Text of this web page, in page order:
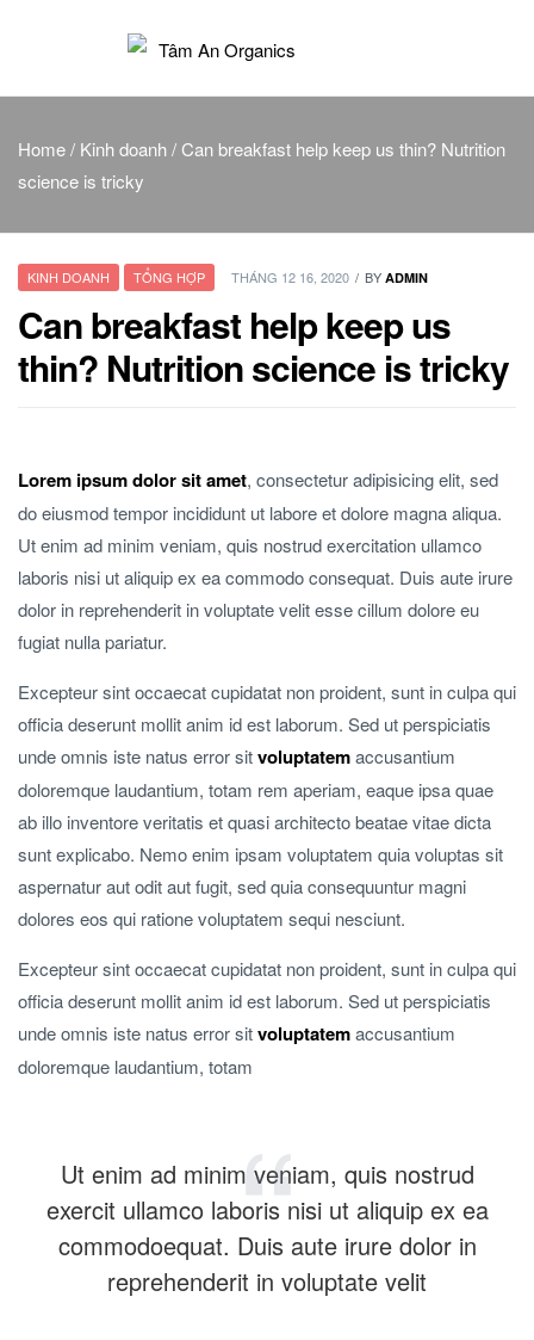
Tâm
An
Organics
Home/ Kinh doanh/ Can breakfast help keep us thin? Nutrition
science is tricky
KINH DOANH TỔNG HỢP THÁNG 12 16, 2020 BY ADMIN
Can breakfast help keep us
thin? Nutrition science is tricky
Lorem ipsum dolor sit amet, consectetur adipisicing elit, sed
do eiusmod tempor incididunt ut labore et dolore magna aliqua.
Ut enim ad minim veniam, quis nostrud exercitation ullamco
laboris nisi ut aliquip ex ea commodo consequat. Duis aute irure
dolor in reprehenderit in voluptate velit esse cillum dolore eu
fugiat nulla pariatur.
Excepteur sint occaecat cupidatat non proident, sunt in culpa qui
officia deserunt mollit anim id est laborum. Sed ut perspiciatis
unde omnis iste natus error sitvoluptatemaccusantium
doloremque laudantium, totam rem aperiam, eaque ipsa quae
ab illo inventore veritatis et quasi architecto beatae vitae dicta
sunt explicabo. Nemo enim ipsam voluptatem quia voluptas sit
aspernatur aut odit aut fugit, sed quia consequuntur magni
dolores eos qui ratione voluptatem sequi nesciunt.
Excepteur sint occaecat cupidatat non proident, sunt in culpa qui
officia deserunt mollit anim id est laborum. Sed ut perspiciatis
unde omnis iste natus error sitvoluptatemaccusantium
doloremque laudantium, totam
Ut enim ad minim veniam, quis nostrud
exercit ullamco laboris nisi ut aliquip ex ea
commodoequat. Duis aute irure dolor in
reprehenderit in voluptate velit